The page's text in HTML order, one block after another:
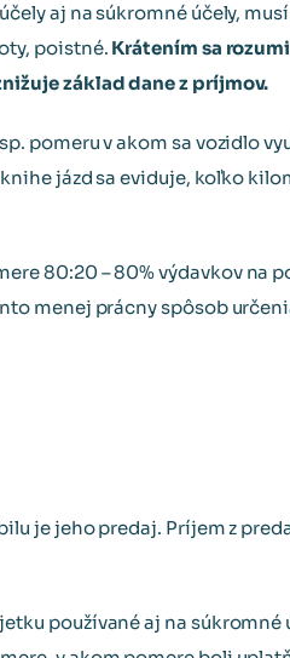
aj na súkromné účely,
poistné. Krátením sa
základ dane z príjmov.
pomeru v akom sa vozidlo
knihe jázd sa eviduje, koľko
80:20 – 80% výdavkov na
menej prácny spôsob
je jeho predaj. Príjem z
používané aj na súkromné